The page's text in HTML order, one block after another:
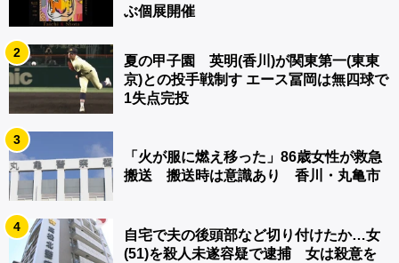
ぶ個展開催
2
夏の甲子園 英明(香川)が関東第一(東東
京)との投手戦制す エース冨岡は無四球で
1失点完投
3
「火が服に燃え移った」86歳女性が救急
搬送 搬送時は意識あり 香川・丸亀市
4
自宅で夫の後頭部など切り付けたか…女
(51)を殺人未遂容疑で逮捕 女は殺意を